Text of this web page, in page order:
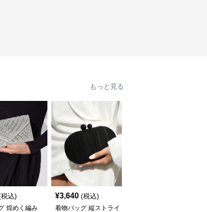
もっと見る
込)
煌めく編み
¥3,640 (税込)
着物バッグ 縦ストライ